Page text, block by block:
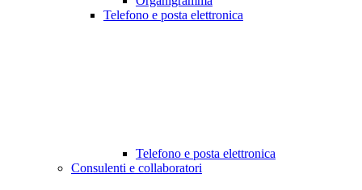
Telefono e posta elettronica
Telefono e posta elettronica
Consulenti e collaboratori